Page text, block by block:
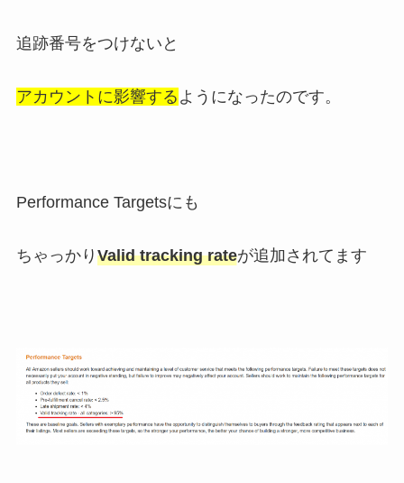
追跡番号をつけないと
アカウントに影響する ようになったのです。
Performance Targetsにも
ちゃっかり Valid tracking rateが追加されてます